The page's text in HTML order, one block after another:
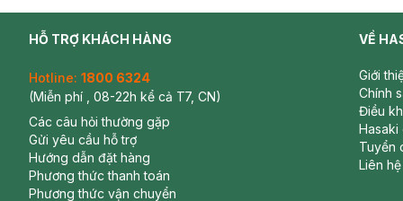
HỖ TRỢ KHÁCH HÀNG
Hotline: 1800 6324
(Miễn phí , 08-22h kể cả T7, CN)
Các câu hỏi thường gặp
Gửi yêu cầu hỗ trợ
Hướng dẫn đặt hàng
Phương thức thanh toán
Phương thức vận chuyển
VỀ
Giới
Chính
Điều
Hasaki
Tuyển
Liên hệ